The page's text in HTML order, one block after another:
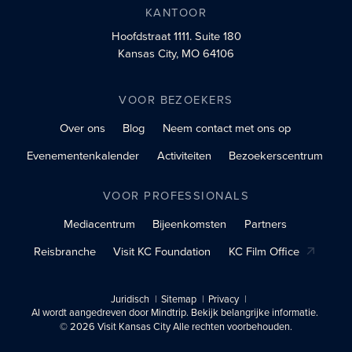
KANTOOR
Hoofdstraat 1111.Suite 180
Kansas City, MO 64106
VOOR BEZOEKERS
Over ons
Blog
Neem contact met ons op
Evenementenkalender
Activiteiten Bezoekerscentrum
VOOR PROFESSIONALS
Mediacentrum
Bijeenkomsten
Partners
Reisbranche
Visit KC Foundation KC Film Office
Juridisch Sitemap
Privacy
AI wordt aangedreven door Mindtrip. Bekijk belangrijke informatie.
© 2026 Visit Kansas City Alle rechten voorbehouden.